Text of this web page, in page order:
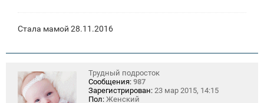
Стала мамой 28.11.2016
Трудный подросток
Сообщения: 987
Зарегистрирован: 23 мар 2015, 14:15
Пол: Женский